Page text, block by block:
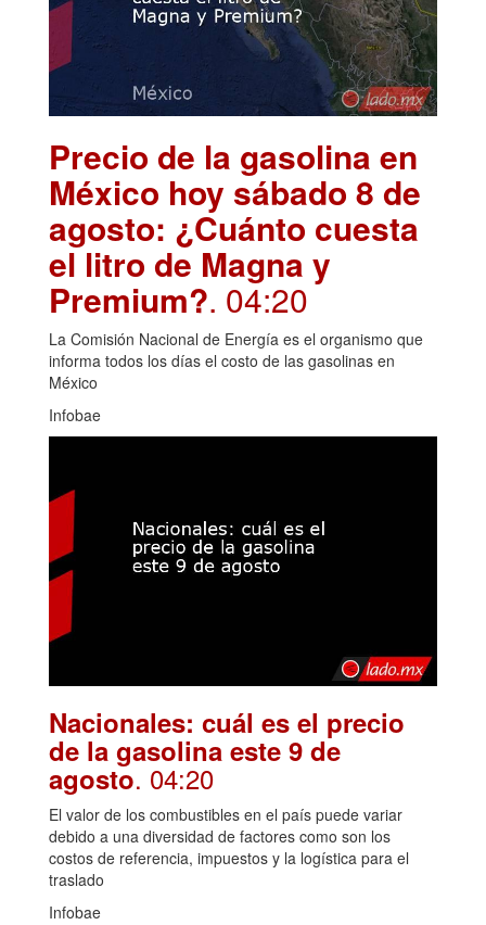
Precio de la gasolina en
México hoy sábado 8 de
agosto: ¿Cuánto cuesta
el litro de Magna y
Premium?. 04:20
La Comisión Nacional de Energía es el organismo que
informa todos los días el costo de las gasolinas en
México
Infobae
Nacionales: cuál es el precio
de la gasolina este 9 de
agosto. 04:20
El valor de los combustibles en el país puede variar
debido a una diversidad de factores como son los
costos de referencia, impuestos y la logística para el
traslado
Infobae